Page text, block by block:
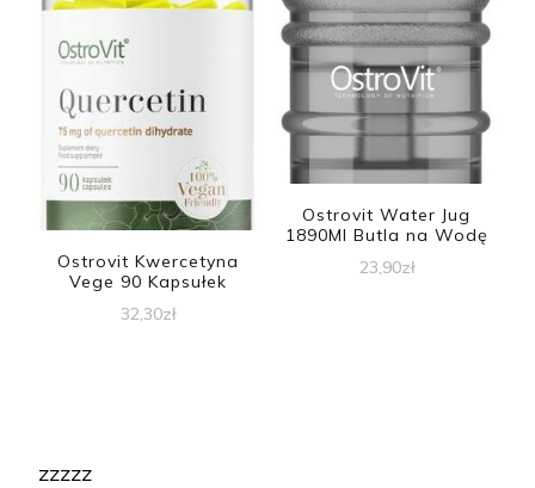
Ostrovit Kwercetyna
Vege 90 Kapsułek
32,30zł
Ostrovit Water Jug
1890Ml Butla na Wodę
23,90zł
zzzzz